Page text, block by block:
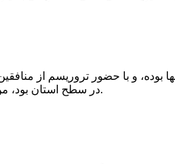
بوده، و با حضور تروریسم از
در سطح استان بود، من این دست راستم را به شما می‌دهم، دست چپم را به شما می‌دهم.